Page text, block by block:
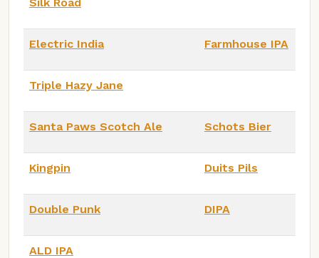
Electric India Farmhouse IPA
Triple Hazy Jane
Santa Paws Scotch Ale Schots Bier
Kingpin Duits Pils
Double Punk DIPA
ALD IPA